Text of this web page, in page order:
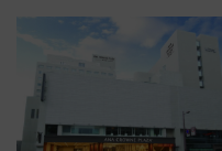
など注目の全6店舗 「博多活憩
通り」も一新